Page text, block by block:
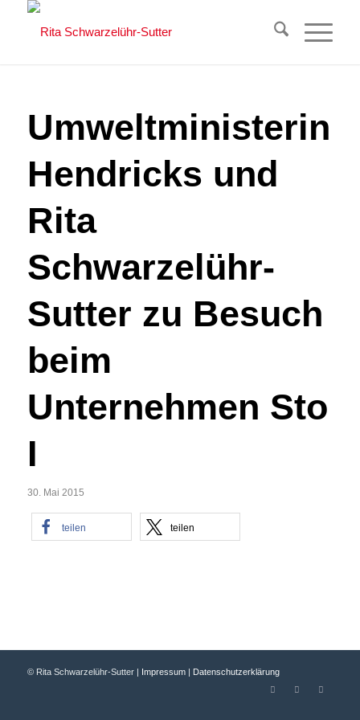
Umweltministerin
Hendricks und
Rita
Schwarzelühr-
Sutter zu Besuch
beim
Unternehmen Sto
I
30. Mai 2015
teilen teilen
© Rita Schwarzelühr-Sutter | Impressum| Datenschutzerklärung